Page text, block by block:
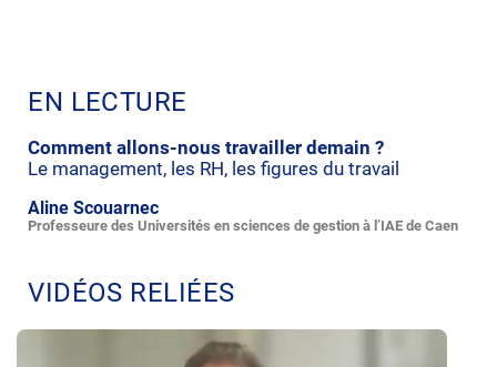
EN LECTURE
Comment allons-nous travailler demain ?
Le management, les RH, les figures du travail
Aline Scouarnec
Professeure des Universités en sciences de gestion à l’IAE de Caen
VIDÉOS RELIÉES